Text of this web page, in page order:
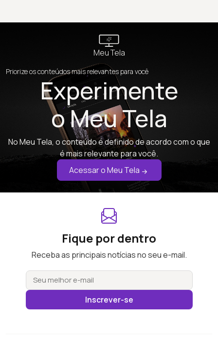
Meu Tela
Priorize os conteúdos mais relevantes para você
Experimente
o Meu Tela
No Meu Tela, o conteúdo é definido de acordo com o que
é mais relevante para você.
Acessar o Meu Tela
Fique por dentro
Receba as principais notícias no seu e-mail.
Inscrever-se